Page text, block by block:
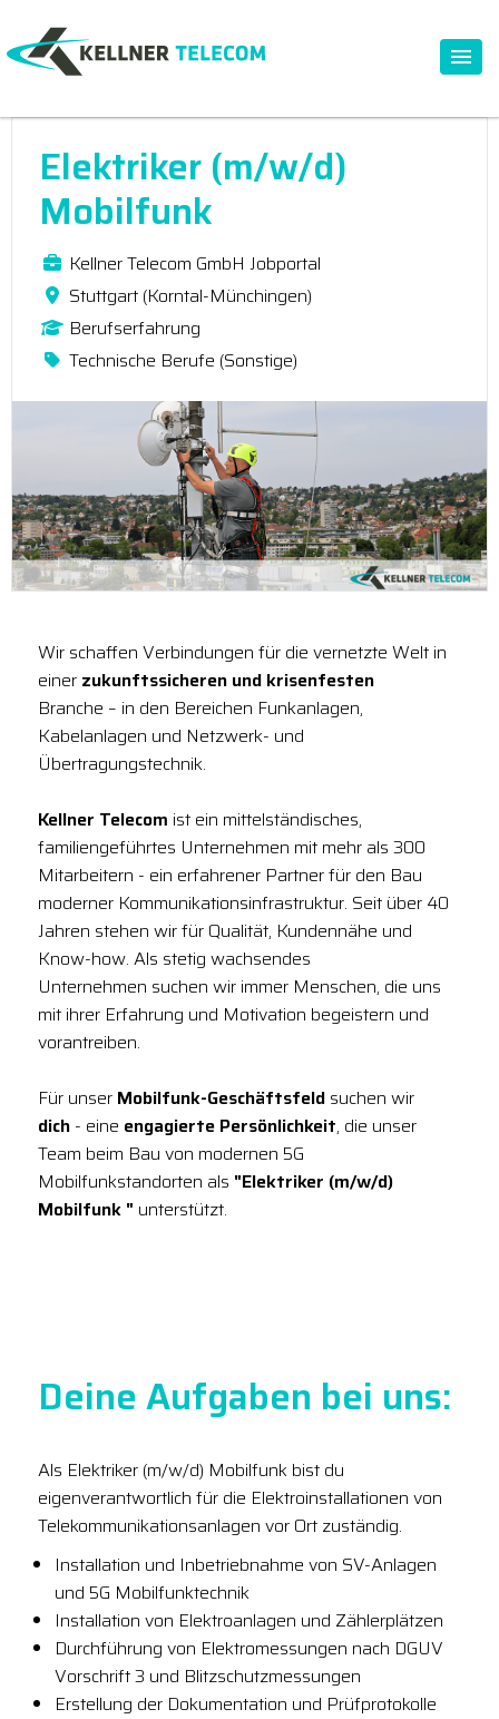
Elektriker (m/w/d)
Mobilfunk
Kellner Telecom GmbH Jobportal
Stuttgart (Korntal-Münchingen)
Berufserfahrung
Technische Berufe (Sonstige)
Wir schaffen Verbindungen für die vernetzte Welt in
einer zukunftssicheren und krisenfesten
Branche – in den Bereichen Funkanlagen,
Kabelanlagen und Netzwerk- und
Übertragungstechnik.
Kellner Telecom ist ein mittelständisches,
familiengeführtes Unternehmen mit mehr als 300
Mitarbeitern - ein erfahrener Partner für den Bau
moderner Kommunikationsinfrastruktur. Seit über 40
Jahren stehen wir für Qualität, Kundennähe und
Know-how. Als stetig wachsendes
Unternehmen suchen wir immer Menschen, die uns
mit ihrer Erfahrung und Motivation begeistern und
vorantreiben.
Für unser Mobilfunk-Geschäftsfeld suchen wir
dich - eine engagierte Persönlichkeit, die unser
Team beim Bau von modernen 5G
Mobilfunkstandorten als "Elektriker (m/w/d)
Mobilfunk " unterstützt.
Deine Aufgaben bei uns:
Als Elektriker (m/w/d) Mobilfunk bist du
eigenverantwortlich für die Elektroinstallationen von
Telekommunikationsanlagen vor Ort zuständig.
Installation und Inbetriebnahme von SV-Anlagen
und 5G Mobilfunktechnik
Installation von Elektroanlagen und Zählerplätzen
Durchführung von Elektromessungen nach DGUV
Vorschrift 3 und Blitzschutzmessungen
Erstellung der Dokumentation und Prüfprotokolle